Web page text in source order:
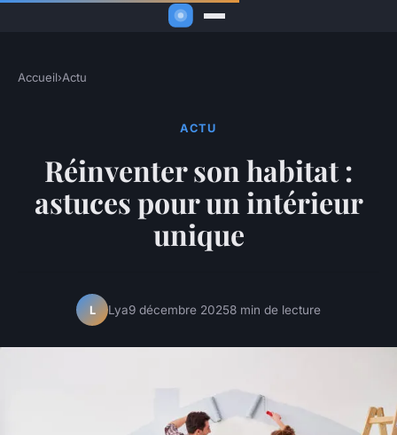
Accueil›Actu
ACTU
Réinventer son habitat :
astuces pour un intérieur
unique
L Lya9 décembre 20258 min de lecture